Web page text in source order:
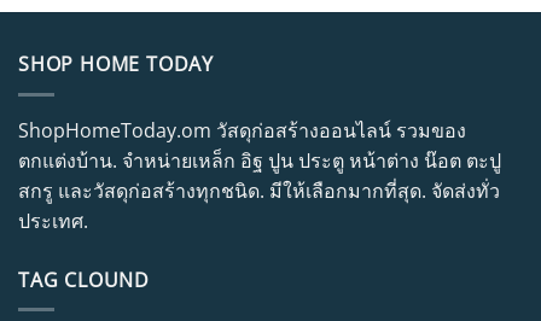
SHOP HOME TODAY
ShopHomeToday.om วัสดุก่อสร้างออนไลน์ รวมของ
ตกแต่งบ้าน. จำหน่ายเหล็ก อิฐ ปูน ประตู หน้าต่าง น๊อต ตะปู
สกรู และวัสดุก่อสร้างทุกชนิด. มีให้เลือกมากที่สุด. จัดส่งทั่ว
ประเทศ.
TAG CLOUND